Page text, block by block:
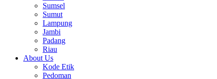
Sumsel
Sumut
Lampung
Jambi
Padang
Riau
About Us
Kode Etik
Pedoman